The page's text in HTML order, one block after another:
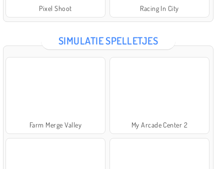
Pixel Shoot Racing In City
SIMULATIE SPELLETJES
Farm Merge Valley My Arcade Center 2